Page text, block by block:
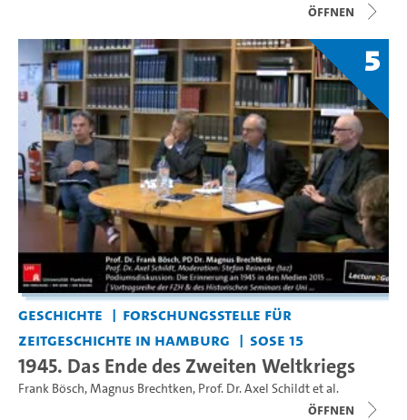
Öffnen
5
Geschichte
Forschungsstelle für
Zeitgeschichte in Hamburg
SoSe 15
1945. Das Ende des Zweiten Weltkriegs
Frank Bösch,Magnus Brechtken, Prof. Dr. Axel Schildtet al.
Öffnen